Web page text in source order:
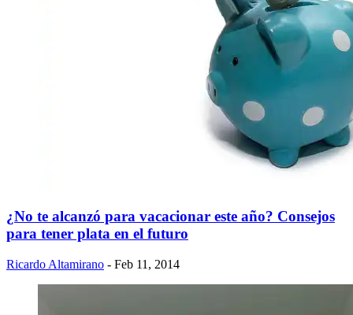
¿No te alcanzó para vacacionar este año? Consejos
para tener plata en el futuro
Ricardo Altamirano - Feb 11, 2014